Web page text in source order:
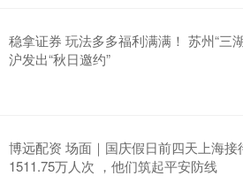
稳拿证券 玩法多多福利满满！ 苏州“三
沪发出“秋日邀约”
博远配资 场面｜国庆假日前四天上海接
1511.75万人次 ，他们筑起平安防线